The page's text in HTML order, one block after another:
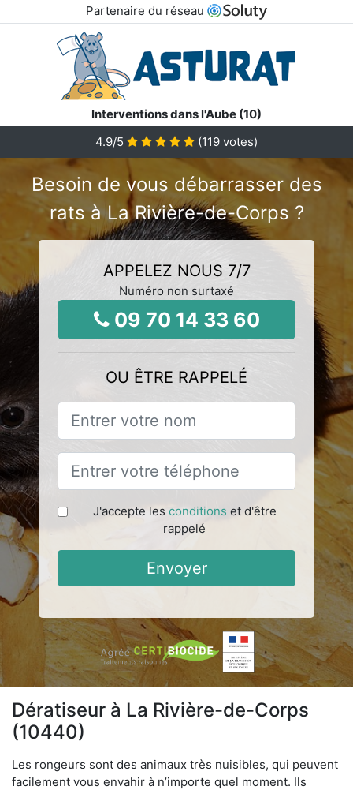
Partenaire du réseau
Interventions dans l'Aube (10)
4.9/5 (119 votes)
Besoin de vous débarrasser des
rats à La Rivière-de-Corps ?
APPELEZ NOUS 7/7
Numéro non surtaxé
09 70 14 33 60
OU ÊTRE RAPPELÉ
J'accepte les conditions et d'être
rappelé
Envoyer
Dératiseur à La Rivière-de-Corps
(10440)
Les rongeurs sont des animaux très nuisibles, qui peuvent
facilement vous envahir à n’importe quel moment. Ils